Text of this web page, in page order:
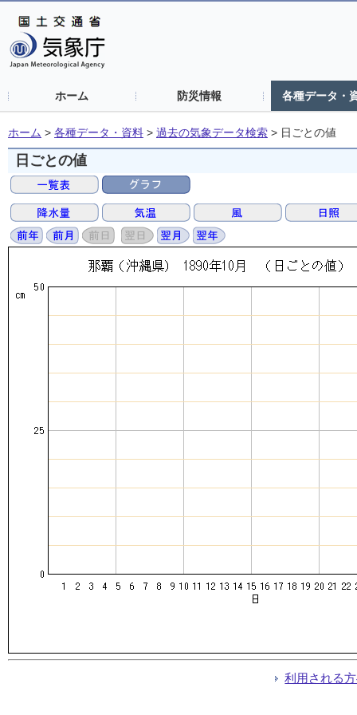
ホーム 防災情報 各種データ・
ホーム > 各種データ・資料 > 過去の気象データ検索 > 日ごとの値
日ごとの値
利用される